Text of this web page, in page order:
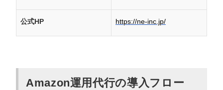
公式HP https://ne-inc.jp/
Amazon運用代行の導入フロー